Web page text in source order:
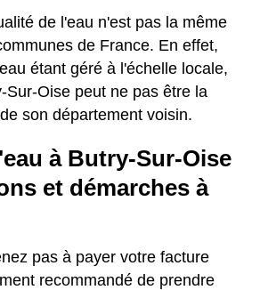
de l'eau n'est pas la même
de France. En effet,
étant géré à l'échelle locale,
Sur-Oise peut ne pas être la
son département voisin.
à Butry-Sur-Oise
et démarches à
pas à payer votre facture
recommandé de prendre